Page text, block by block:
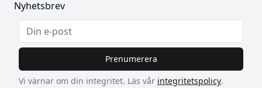
Nyhetsbrev
Prenumerera
Vi värnar om din integritet. Läs vår integritetspolicy.